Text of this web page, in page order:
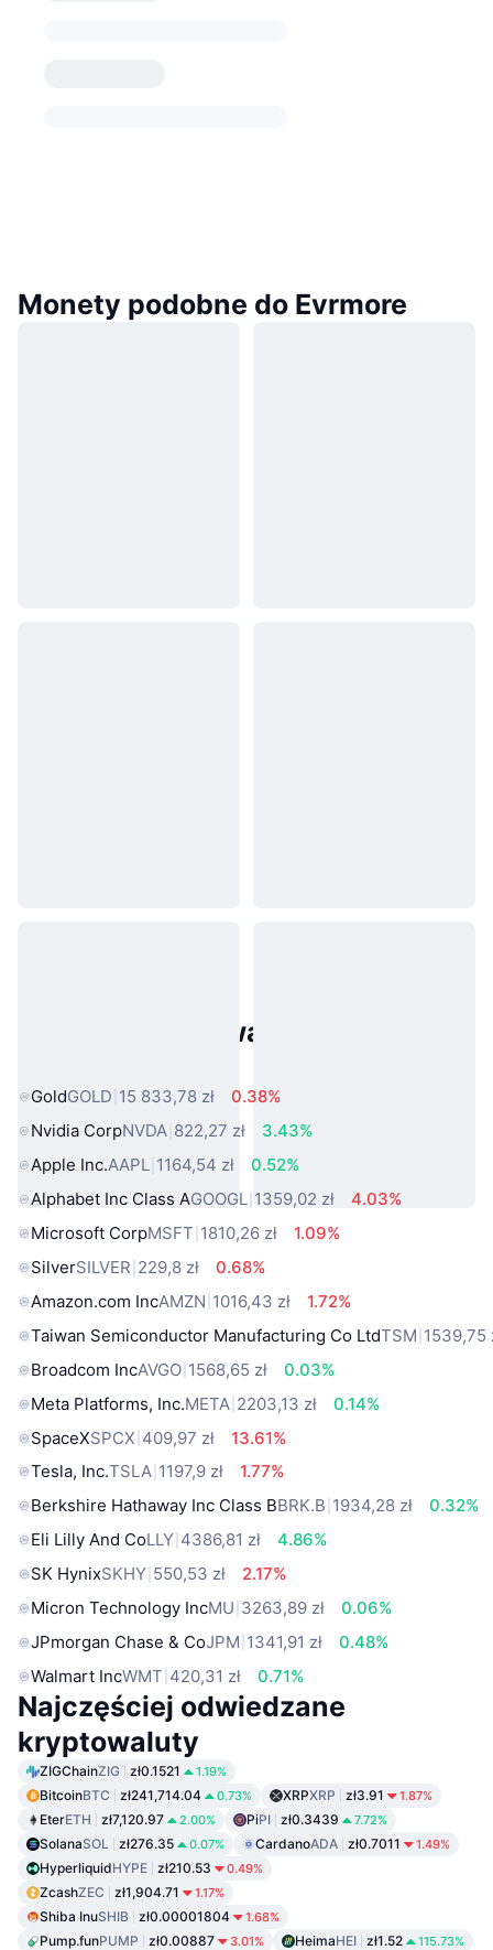
Monety podobne do Evrmore
Popularne aktywa ze świata
GoldGOLD 15 833,78 zł
0.38%
Nvidia CorpNVDA 822,27 zł
3.43%
Apple Inc.AAPL 1164,54 zł
0.52%
Alphabet Inc Class AGOOGL 1359,02 zł
4.03%
Microsoft CorpMSFT 1810,26 zł
1.09%
SilverSILVER 229,8 zł
0.68%
Amazon.com IncAMZN 1016,43 zł
1.72%
Taiwan Semiconductor Manufacturing Co LtdTSM 1539,75
Broadcom IncAVGO 1568,65 zł
0.03%
Meta Platforms, Inc.META 2203,13 zł
0.14%
SpaceXSPCX 409,97 zł
13.61%
Tesla, Inc.TSLA 1197,9 zł
1.77%
Berkshire Hathaway Inc Class BBRK.B 1934,28 zł
0.32%
Eli Lilly And CoLLY 4386,81 zł
4.86%
SK HynixSKHY 550,53 zł
2.17%
Micron Technology IncMU 3263,89 zł
0.06%
JPmorgan Chase & CoJPM 1341,91 zł
0.48%
Walmart IncWMT 420,31 zł 0.71%
Najczęściej odwiedzane
kryptowaluty
ZIGChainZIG zł0.1521 1.19%
BitcoinBTC zł241,714.04 0.73% XRPXRP zł3.91 1.87%
EterETH zł7,120.97 2.00% PiPI zł0.3439 7.72%
SolanaSOL zł276.35 0.07% CardanoADA zł0.7011 1.49%
HyperliquidHYPE zł210.53 0.49%
ZcashZEC zł1,904.71 1.17%
Shiba InuSHIB zł0.00001804 1.68%
Pump.funPUMP zł0.00887 3.01% HeimaHEI zł1.52 115.73%